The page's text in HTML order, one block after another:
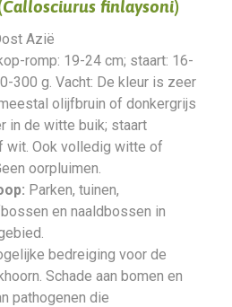
Callosciurus finlaysoni)
Azië
romp: 19-24 cm; staart: 16-
300 g. Vacht: De kleur is zeer
olijfbruin of donkergrijs
in de witte buik; staart
wit. Ook volledig witte of
oorpluimen.
Parken, tuinen,
en naaldbossen in
bedreiging voor de
Schade aan bomen en
pathogenen die